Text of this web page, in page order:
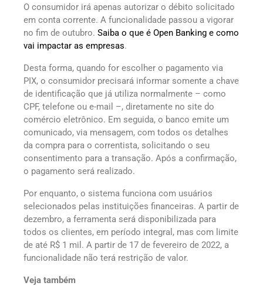
O consumidor irá apenas autorizar o débito solicitado
em conta corrente. A funcionalidade passou a vigorar
no fim de outubro. Saiba o que é Open Banking e como
vai impactar as empresas.
Desta forma, quando for escolher o pagamento via
PIX, o consumidor precisará informar somente a chave
de identificação que já utiliza normalmente – como
CPF, telefone ou e-mail –, diretamente no site do
comércio eletrônico. Em seguida, o banco emite um
comunicado, via mensagem, com todos os detalhes
da compra para o correntista, solicitando o seu
consentimento para a transação. Após a confirmação,
o pagamento será realizado.
Por enquanto, o sistema funciona com usuários
selecionados pelas instituições financeiras. A partir de
dezembro, a ferramenta será disponibilizada para
todos os clientes, em período integral, mas com limite
de até R$ 1 mil. A partir de 17 de fevereiro de 2022, a
funcionalidade não terá restrição de valor.
Veja também